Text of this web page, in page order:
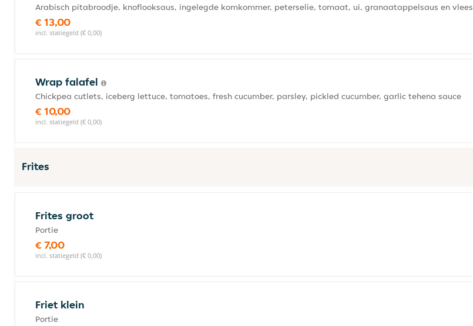
Arabisch pitabroodje, knoflooksaus, ingelegde komkommer, peterselie, tomaat, ui, granaatappelsaus en vlees
€ 13,00
incl. statiegeld (€ 0,00)
Wrap falafel
Chickpea cutlets, iceberg lettuce, tomatoes, fresh cucumber, parsley, pickled cucumber, garlic tehena sauce
€ 10,00
incl. statiegeld (€ 0,00)
Frites
Frites groot
Portie
€ 7,00
incl. statiegeld (€ 0,00)
Friet klein
Portie